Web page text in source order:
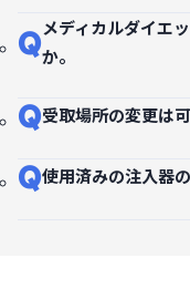
Qメディカルダイエ
か。
Q受取場所の変更は
Q使用済みの注入器